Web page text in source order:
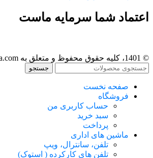
اعتماد شما سرمایه ماست
© 1401، کلیه حقوق محفوظ و متعلق به 24Kala.com می باشد
جستجو
صفحه نخست
فروشگاه
حساب کاربری من
سبد خرید
پرداخت
ماشین های اداری
تلفن، سانترال، ویپ
تلفن های کارکرده ( استوک)